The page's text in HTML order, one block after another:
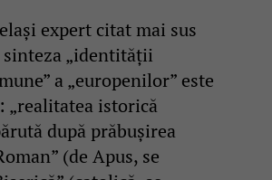
expert citat mai sus
sinteza „identității
a „europenilor” este
„realitatea istorică
după prăbușirea
(de Apus, se